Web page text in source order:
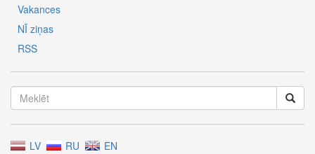
Vakances
NĪ ziņas
RSS
LV RU EN